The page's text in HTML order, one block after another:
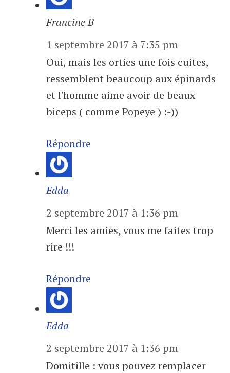
Francine B
1 septembre 2017 à 7:35 pm
Oui, mais les orties une fois cuites,
ressemblent beaucoup aux épinards
et l'homme aime avoir de beaux
biceps ( comme Popeye ) :-))
Répondre
Edda
2 septembre 2017 à 1:36 pm
Merci les amies, vous me faites trop
rire !!!
Répondre
Edda
2 septembre 2017 à 1:36 pm
Domitille : vous pouvez remplacer